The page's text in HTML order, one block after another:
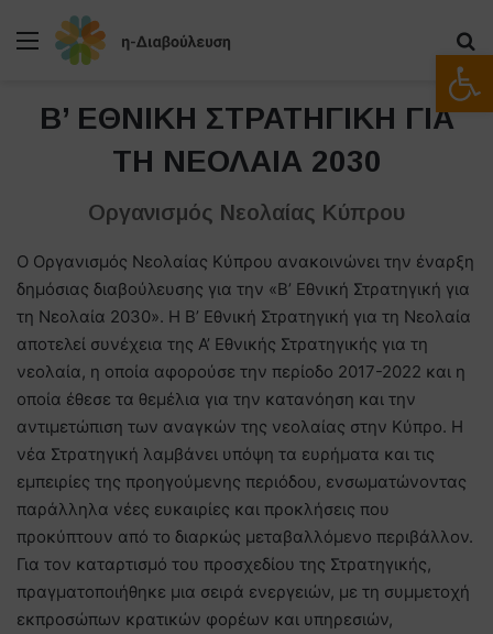
Μενού
B’ ΕΘΝΙΚΗ ΣΤΡΑΤΗΓΙΚΗ ΓΙΑ
ΤΗ ΝΕΟΛΑΙΑ 2030
Οργανισμός Νεολαίας Κύπρου
Ο Οργανισμός Νεολαίας Κύπρου ανακοινώνει την έναρξη
δημόσιας διαβούλευσης για την «Β’ Εθνική Στρατηγική για
τη Νεολαία 2030». Η Β’ Εθνική Στρατηγική για τη Νεολαία
αποτελεί συνέχεια της Α’ Εθνικής Στρατηγικής για τη
νεολαία, η οποία αφορούσε την περίοδο 2017-2022 και η
οποία έθεσε τα θεμέλια για την κατανόηση και την
αντιμετώπιση των αναγκών της νεολαίας στην Κύπρο. Η
νέα Στρατηγική λαμβάνει υπόψη τα ευρήματα και τις
εμπειρίες της προηγούμενης περιόδου, ενσωματώνοντας
παράλληλα νέες ευκαιρίες και προκλήσεις που
προκύπτουν από το διαρκώς μεταβαλλόμενο περιβάλλον.
Για τον καταρτισμό του προσχεδίου της Στρατηγικής,
πραγματοποιήθηκε μια σειρά ενεργειών, με τη συμμετοχή
εκπροσώπων κρατικών φορέων και υπηρεσιών,